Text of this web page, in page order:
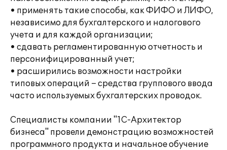
• применять такие способы, как ФИФО и ЛИФО,
независимо для бухгалтерского и налогового
учета и для каждой организации;
• сдавать регламентированную отчетность и
персонифицированный учет;
• расширились возможности настройки
типовых операций – средства группового ввода
часто используемых бухгалтерских проводок.
Специалисты компании "1С-Архитектор
бизнеса" провели демонстрацию возможностей
программного продукта и начальное обучение